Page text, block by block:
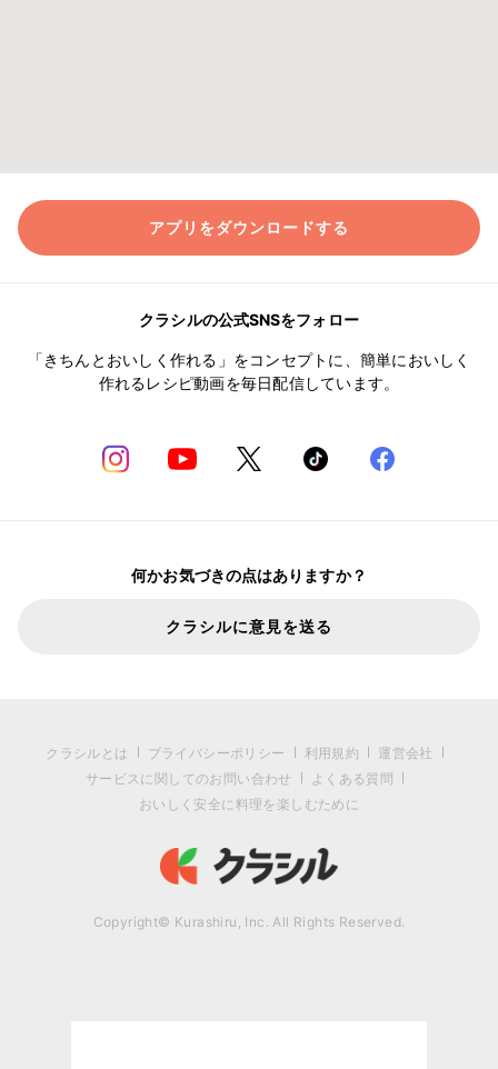
アプリをダウンロードする
クラシルの公式SNSをフォロー
「きちんとおいしく作れる」をコンセプトに、簡単においしく
作れるレシピ動画を毎日配信しています。
何かお気づきの点はありますか？
クラシルに意見を送る
クラシルとは プライバシーポリシー 利用規約
運営会社
サービスに関してのお問い合わせ
よくある質問
おいしく安全に料理を楽しむために
Copyright© Kurashiru, Inc. All Rights Reserved.